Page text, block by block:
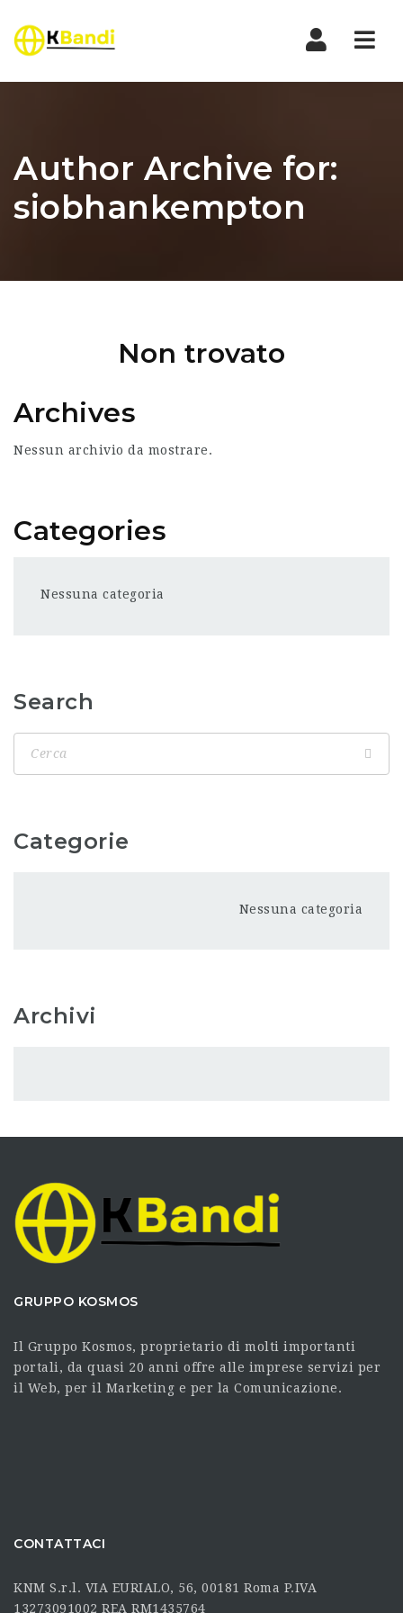
Author Archive for:
siobhankempton
Non trovato
Archives
Nessun archivio da mostrare.
Categories
Nessuna categoria
Search
Categorie
Nessuna categoria
Archivi
GRUPPO KOSMOS
Il Gruppo Kosmos, proprietario di molti importanti
portali, da quasi 20 anni offre alle imprese servizi per
il Web, per il Marketing e per la Comunicazione.
CONTATTACI
KNM S.r.l. VIA EURIALO, 56, 00181 Roma P.IVA
13273091002 REA RM1435764